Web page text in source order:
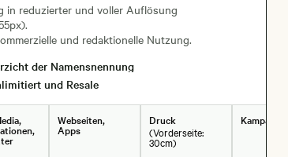
in reduzierter und voller Auflösung
und redaktionelle Nutzung.
der Namensnennung
und Resale
Webseiten,
Apps
Druck
(Vorderseite:
30cm)